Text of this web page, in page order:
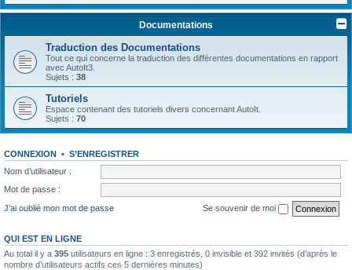
Documentations
Traduction des Documentations
Tout ce qui concerne la traduction des différentes documentations en rapport
avec AutoIt3.
Sujets : 38
Tutoriels
Espace contenant des tutoriels divers concernant AutoIt.
Sujets : 70
CONNEXION • S’ENREGISTRER
Nom d’utilisateur :
Mot de passe :
J’ai oublié mon mot de passe
Se souvenir de moi
QUI EST EN LIGNE
Au total il y a 395 utilisateurs en ligne : 3 enregistrés, 0 invisible et 392 invités (d’après le
nombre d’utilisateurs actifs ces 5 dernières minutes)